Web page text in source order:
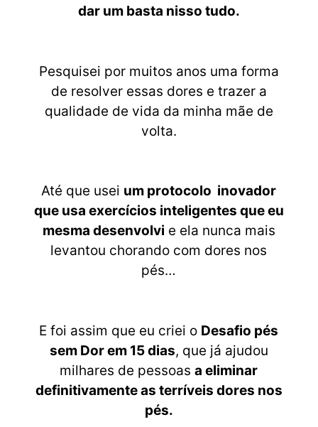
dar um basta nisso tudo.
Pesquisei por muitos anos uma forma
de resolver essas dores e trazer a
qualidade de vida da minha mãe de
volta.
Até que usei um protocolo inovador
que usa exercícios inteligentes que eu
mesma desenvolvi e ela nunca mais
levantou chorando com dores nos
pés…
E foi assim que eu criei o Desafio pés
sem Dor em 15 dias, que já ajudou
milhares de pessoasa eliminar
definitivamente as terríveis dores nos
pés.